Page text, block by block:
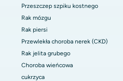
Przeszczep szpiku kostnego
Rak mózgu
Rak piersi
Przewlekła choroba nerek (CKD)
Rak jelita grubego
Choroba wieńcowa
cukrzyca